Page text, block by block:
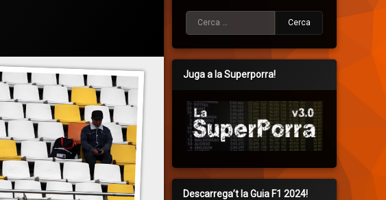
Juga a la Superporra!
Descarrega’t la Guia F1 2024!